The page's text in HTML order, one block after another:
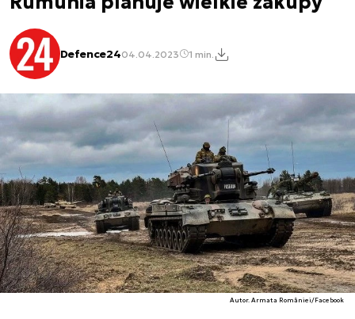
Defence2404.04.2023 1 min.
Autor. Armata României/Facebook